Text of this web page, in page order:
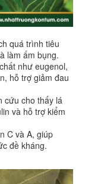
quá trình tiêu
làm ấm bụng.
như eugenol,
hỗ trợ giảm đau
cứu cho thấy lá
và hỗ trợ kiểm
C và A, giúp
đề kháng.